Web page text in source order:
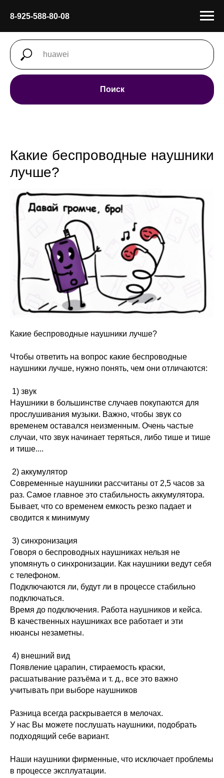
8-925-588-80-08
Поиск
Какие беспроводные наушники
лучше?
Какие беспроводные наушники лучше?
Чтобы ответить на вопрос какие беспроводные
наушники лучше, нужно понять, чем они отличаются:
1) звук
Наушники в большинстве случаев покупаются для
прослушивания музыки. Важно, чтобы звук со
временем оставался неизменным. Очень частые
случаи, что звук начинает теряться, либо тише и тише
и тише....
2) аккумулятор
Современные наушники рассчитаны от 2,5 часов за
раз. Самое главное это стабильность аккумулятора.
Бывает, что со временем емкость резко падает и
сводится к минимуму
3) синхронизация
Говоря о беспроводных наушниках нельзя не
упомянуть о синхронизации. Как наушники ведут себя
с телефоном.
Подключаются ли, будут ли в процессе стабильно
подключаться.
Время до подключения. Работа наушников и кейса.
В качественных наушниках все работает и эти
нюансы незаметны.
4) внешний вид
Появление царапин, стираемость краски,
расшатывание разъёма и т. д., все это важно
учитывать при выборе наушников
Разница всегда раскрывается в мелочах.
У нас Вы можете послушать наушники, подобрать
подходящий себе вариант.
Наши наушники фирменные, что исключает проблемы
в процессе эксплуатации.